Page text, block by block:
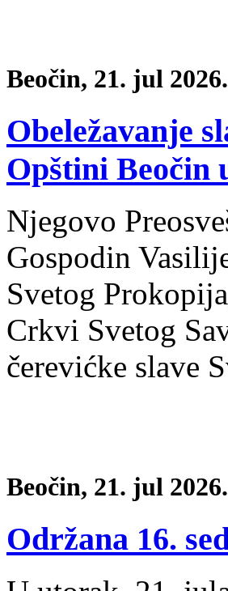
Beočin, 21. jul 2026.
Obeležavanje
Opštini Beočin
Njegovo
Gospodin
Svetog
Crkvi Svetog
čerevićke slave
Beočin, 21. jul 2026.
Održana 16.